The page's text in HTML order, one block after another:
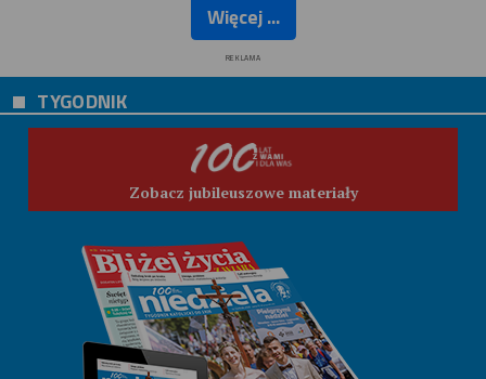
Więcej ...
REKLAMA
TYGODNIK
Zobacz jubileuszowe materiały